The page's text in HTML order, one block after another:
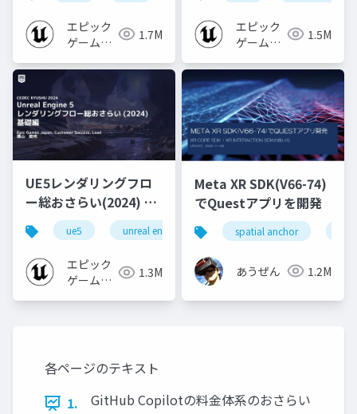
エピック
ゲームズ
1.7M
エピック
ゲームズ
1.5M
UE5レンダリングフロ
ー総おさらい(2024) 基
礎編！
[CEDEC+KYUSHU
2024]
ue5 unreal engine ue-rendering
エピック
ゲームズ
1.3M
Meta XR SDK(V66-74)
でQuestアプリを開発
spatial anchor
あうぜん 1.2M
各ページのテキスト
1.
GitHub Copilotの料金体系のおさらい